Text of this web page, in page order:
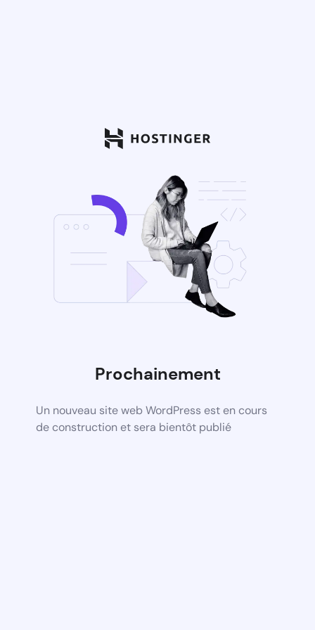
Prochainement
Un nouveau site web WordPress est en cours
de construction et sera bientôt publié